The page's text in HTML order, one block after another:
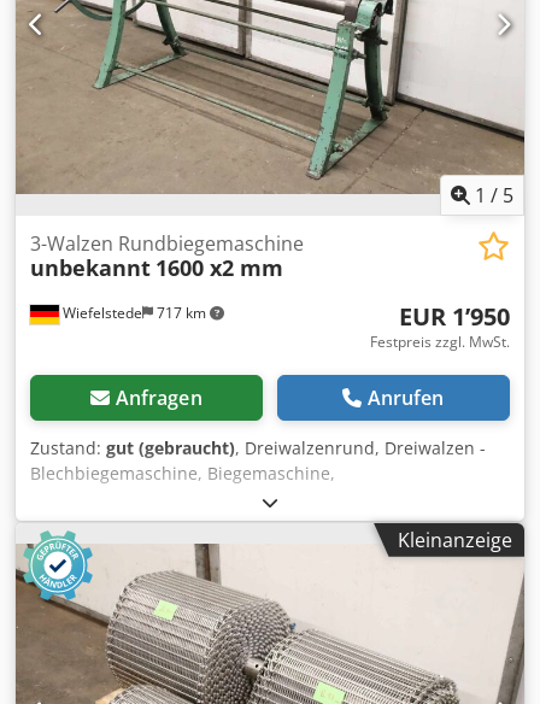
1 / 5
Wiefelstede 717 km
3-Walzen Rundbiegemaschine
unbekannt 1600 x2 mm
EUR 1’950
Festpreis zzgl. MwSt.
Anfragen Anrufen
Zustand: gut (gebraucht), Dreiwalzenrund, Dreiwalzen -
Blechbiegemaschine, Biegemaschine,
Blechrundbiegemaschine, 3-Walzen Rundbiegemaschine,
Profilbiegemaschine, Dreiwalzen-Blecheinrollmaschine,
Manuelle Rundbiegemaschine -Rundbiegemaschine: 3-
Walzen Rundbiegemaschine, handbetrieben Dsdex Ir
Dwopfx Anyswa -max. Blechbreite: 1600 mm -max.
Blechstärke: 2 mm -Walzendurchmesser: 90 mm -
Abmessungen: 2000/1125/H1370 mm -Gewicht: 405 kg
Kleinanzeige